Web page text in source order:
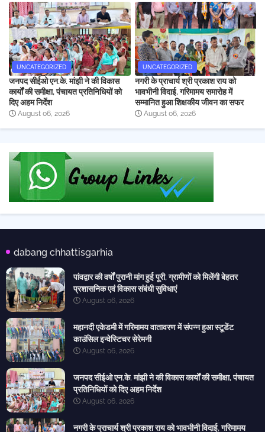
UNCATEGORIZED
जनपद सीईओ एन.के. मांझी ने की विकास
कार्यों की समीक्षा, पंचायत प्रतिनिधियों को
दिए अहम निर्देश
August 06, 2026
UNCATEGORIZED
नगरी के प्राचार्य श्री प्रकाश राय को
भावभीनी विदाई, गरिमामय समारोह में
सम्मानित हुआ शिक्षकीय जीवन का सफर
August 06, 2026
dabang chhattisgarhia
पांवद्वार की वर्षों पुरानी मांग हुई पूरी, ग्रामीणों को मिलेंगी बेहतर
प्रशासनिक एवं विकास संबंधी सुविधाएं
August 06, 2026
महानदी एकेडमी में गरिमामय वातावरण में संपन्न हुआ स्टूडेंट
काउंसिल इन्वेस्टिचर सेरेमनी
August 06, 2026
जनपद सीईओ एन.के. मांझी ने की विकास कार्यों की समीक्षा, पंचायत
प्रतिनिधियों को दिए अहम निर्देश
August 06, 2026
नगरी के प्राचार्य श्री प्रकाश राय को भावभीनी विदाई, गरिमामय